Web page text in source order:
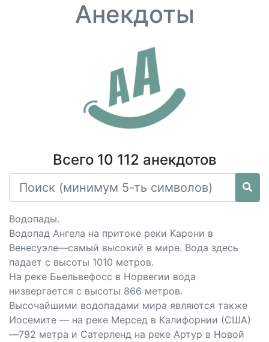
Анекдоты
Всего 10 112 анекдотов
Водопады.
Водопад Ангела на притоке реки Карони в
Венесуэле—самый высокий в мире. Вода здесь
падает с высоты 1010 метров.
На реке Бьельвефосс в Норвегии вода
низвергается с высоты 866 метров.
Высочайшими водопадами мира являются также
Иосемите — на реке Мерсед в Калифорнии (США)
—792 метра и Сатерленд на реке Артур в Новой